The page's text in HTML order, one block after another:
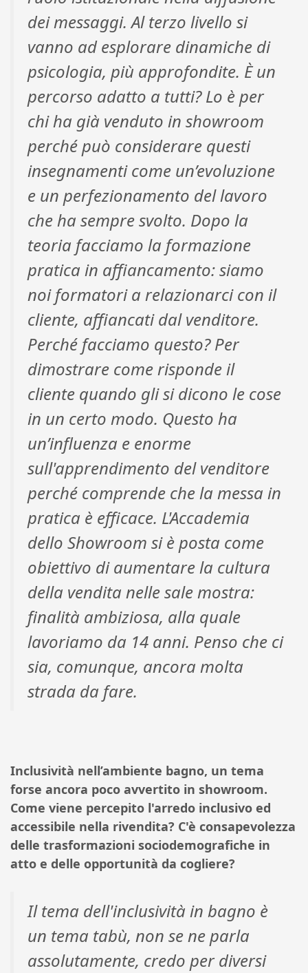
dei messaggi. Al terzo livello si
vanno ad esplorare dinamiche di
psicologia, più approfondite. È un
percorso adatto a tutti? Lo è per
chi ha già venduto in showroom
perché può considerare questi
insegnamenti come un’evoluzione
e un perfezionamento del lavoro
che ha sempre svolto. Dopo la
teoria facciamo la formazione
pratica in affiancamento: siamo
noi formatori a relazionarci con il
cliente, affiancati dal venditore.
Perché facciamo questo? Per
dimostrare come risponde il
cliente quando gli si dicono le cose
in un certo modo. Questo ha
un’influenza e enorme
sull'apprendimento del venditore
perché comprende che la messa in
pratica è efficace. L'Accademia
dello Showroom si è posta come
obiettivo di aumentare la cultura
della vendita nelle sale mostra:
finalità ambiziosa, alla quale
lavoriamo da 14 anni. Penso che ci
sia, comunque, ancora molta
strada da fare.
Inclusività nell’ambiente bagno, un tema
forse ancora poco avvertito in showroom.
Come viene percepito l'arredo inclusivo ed
accessibile nella rivendita? C'è consapevolezza
delle trasformazioni sociodemografiche in
atto e delle opportunità da cogliere?
Il tema dell'inclusività in bagno è
un tema tabù, non se ne parla
assolutamente, credo per diversi